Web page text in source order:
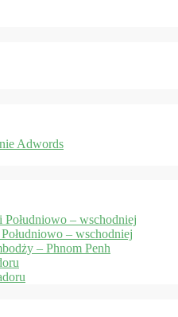
Adwords
– wschodniej
– wschodniej
– Phnom Penh